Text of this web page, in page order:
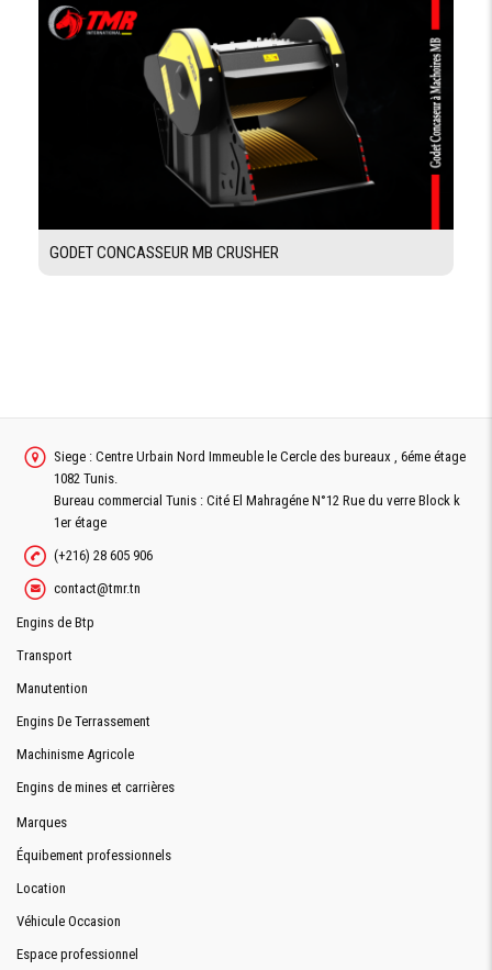
GODET CONCASSEUR MB CRUSHER
Siege : Centre Urbain Nord Immeuble le Cercle des bureaux , 6éme étage
1082 Tunis.
Bureau commercial Tunis : Cité El Mahragéne N°12 Rue du verre Block k
1er étage
(+216) 28 605 906
contact@tmr.tn
Engins de Btp
Transport
Manutention
Engins De Terrassement
Machinisme Agricole
Engins de mines et carrières
Marques
Équibement professionnels
Location
Véhicule Occasion
Espace professionnel